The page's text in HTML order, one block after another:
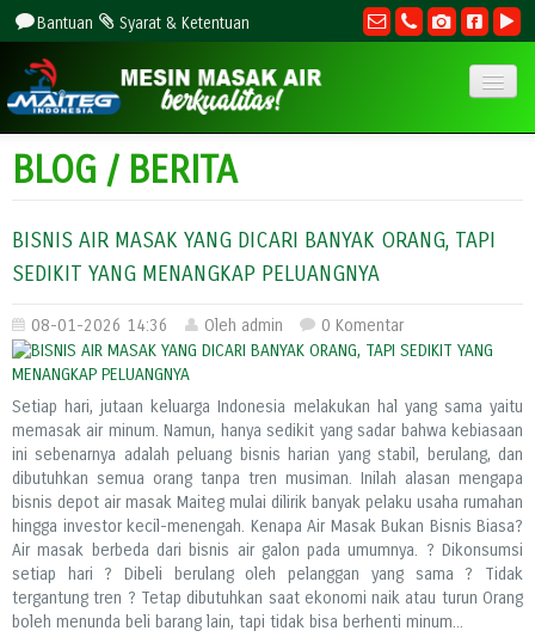
Bantuan Syarat & Ketentuan
TENTANG
BERITA
GALLERY
HUBUNGI
082223219727
BLOG / BERITA
BISNIS AIR MASAK YANG DICARI BANYAK ORANG, TAPI
SEDIKIT YANG MENANGKAP PELUANGNYA
08-01-2026 14:36 Oleh admin 0 Komentar
Setiap hari, jutaan keluarga Indonesia melakukan hal yang sama yaitu
memasak air minum. Namun, hanya sedikit yang sadar bahwa kebiasaan
ini sebenarnya adalah peluang bisnis harian yang stabil, berulang, dan
dibutuhkan semua orang tanpa tren musiman. Inilah alasan mengapa
bisnis depot air masak Maiteg mulai dilirik banyak pelaku usaha rumahan
hingga investor kecil-menengah. Kenapa Air Masak Bukan Bisnis Biasa?
Air masak berbeda dari bisnis air galon pada umumnya. ? Dikonsumsi
setiap hari ? Dibeli berulang oleh pelanggan yang sama ? Tidak
tergantung tren ? Tetap dibutuhkan saat ekonomi naik atau turun Orang
boleh menunda beli barang lain, tapi tidak bisa berhenti minum...